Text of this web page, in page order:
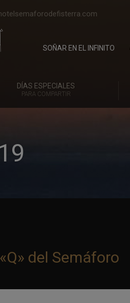
SOÑAR EN EL INFINITO
DÍAS ESPECIALES
PARA COMPARTIR
del Semáforo